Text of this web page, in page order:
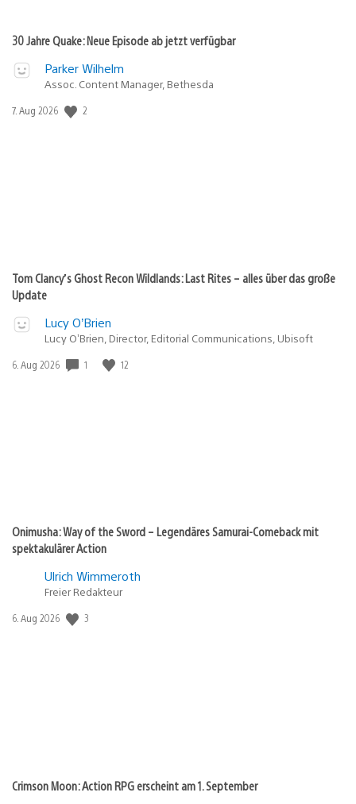
30 Jahre Quake: Neue Episode ab jetzt verfügbar
Parker Wilhelm
Assoc. Content Manager, Bethesda
Veröffentlichungsdatum:
7. Aug 2026 2
Tom Clancy’s Ghost Recon Wildlands: Last Rites – alles über das große
Update
Lucy O’Brien
Lucy O’Brien, Director, Editorial Communications, Ubisoft
Veröffentlichungsdatum:
6. Aug 2026 1 12
Onimusha: Way of the Sword – Legendäres Samurai-Comeback mit
spektakulärer Action
Ulrich Wimmeroth
Freier Redakteur
Veröffentlichungsdatum:
6. Aug 2026 3
Crimson Moon: Action RPG erscheint am 1. September